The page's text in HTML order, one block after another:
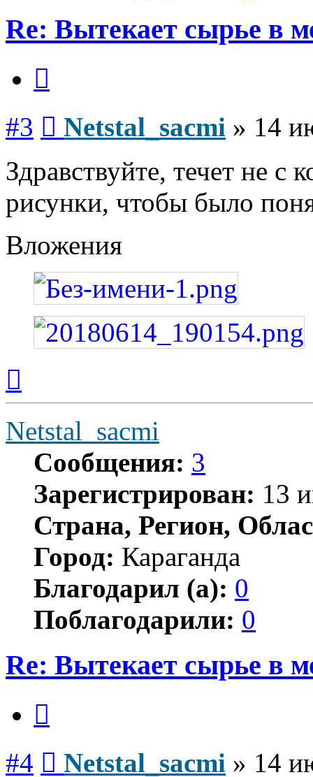
Re: Вытекает сырье в
#3 Netstal_sacmi » 14
Здравствуйте, течет не
рисунки, чтобы было
Вложения
началу
Netstal_sacmi
Сообщения: 3
Зарегистрирован: 13
Страна, Регион,
Город: Караганда
Благодарил (а): 0
Поблагодарили: 0
Re: Вытекает сырье в
#4 Netstal_sacmi » 14